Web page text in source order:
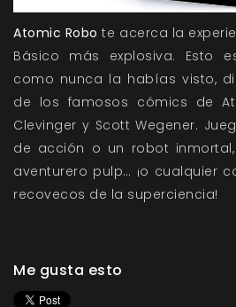
Atomic Robo te acerca la
Básico más explosiva. Esto
como nunca la habías visto,
de los famosos cómics de
Clevinger y Scott Wegener.
de acción o un robot
aventurero pulp… ¡o cualquier
recovecos de la superciencia!
Me gusta esto